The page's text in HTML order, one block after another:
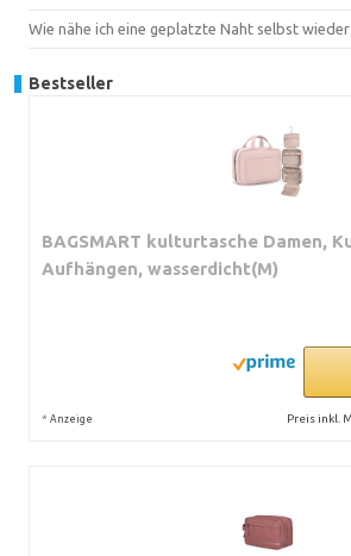
Wie nähe ich eine geplatzte Naht selbst
Bestseller
BAGSMART kulturtasche Damen,
Aufhängen, wasserdicht(M)
* Anzeige Preis inkl.